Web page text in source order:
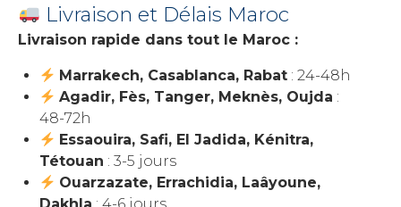
Livraison et Délais Maroc
Livraison rapide dans tout le Maroc :
Marrakech, Casablanca, Rabat : 24-48h
Agadir, Fès, Tanger, Meknès, Oujda :
48-72h
Essaouira, Safi, El Jadida, Kénitra,
Tétouan : 3-5 jours
Ouarzazate, Errachidia, Laâyoune,